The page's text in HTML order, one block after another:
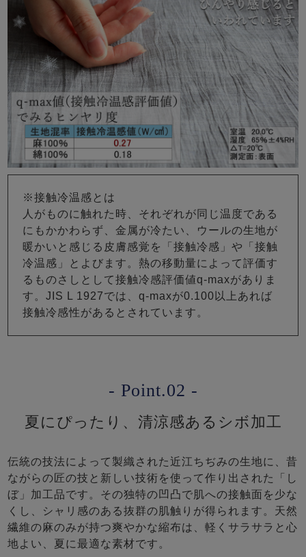
※接触冷温感とは
人がものに触れた時、それぞれが同じ温度である
にもかかわらず、金属が冷たい、ウールの生地が
暖かいと感じる皮膚感覚を「接触冷感」や「接触
冷温感」とよびます。熱の移動量によって評価す
るものさしとして接触冷感評価値q-maxがありま
す。JIS L 1927では、q-maxが0.100以上あれば
接触冷感性があるとされています。
- Point.02 -
夏にぴったり、清涼感あるシボ加工
伝統の技法によって製織された近江ちぢみの生地に、昔
ながらの匠の技と新しい技術を使って作り出された「し
ぼ」加工品です。その独特の凹凸で肌への接触面を少な
くし、シャリ感のある抜群の肌触りが得られます。天然
繊維の麻のみが持つ爽やかな縮布は、軽くサラサラと心
地よい、夏に最適な素材です。